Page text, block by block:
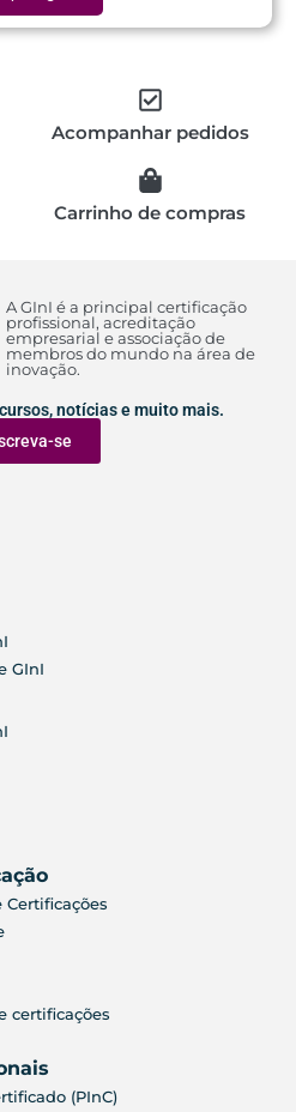
Acompanhar pedidos
Carrinho de compras
A GInI é a principal certificação
profissional, acreditação
empresarial e associação de
membros do mundo na área de
inovação.
notícias e muito mais.
se
GInI
certificações
(PInC)